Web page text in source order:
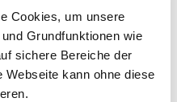
Cookies, um unsere
Grundfunktionen wie
sichere Bereiche der
kann ohne diese